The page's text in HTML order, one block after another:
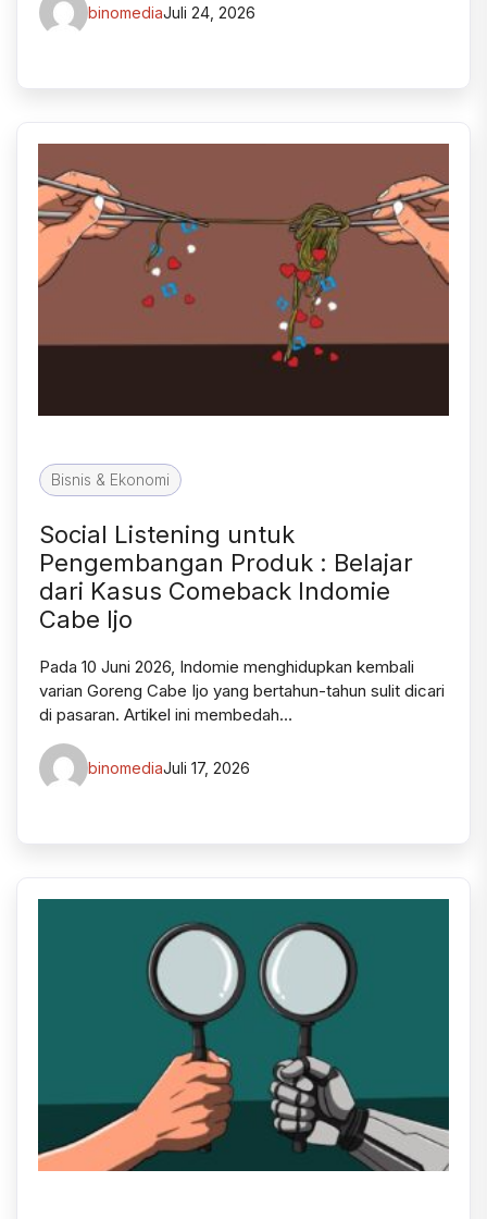
binomediaJuli 24, 2026
Bisnis & Ekonomi
Social Listening untuk
Pengembangan Produk : Belajar
dari Kasus Comeback Indomie
Cabe Ijo
Pada 10 Juni 2026, Indomie menghidupkan kembali
varian Goreng Cabe Ijo yang bertahun-tahun sulit dicari
di pasaran. Artikel ini membedah…
binomediaJuli 17, 2026